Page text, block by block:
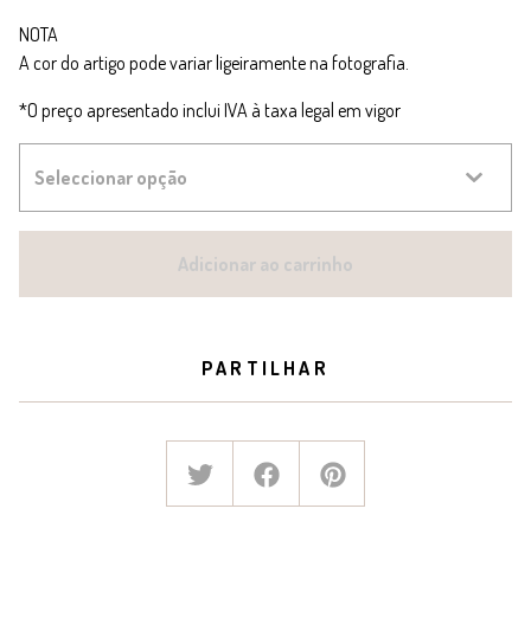
NOTA
A cor do artigo pode variar ligeiramente na fotografia.
*O preço apresentado inclui IVA à taxa legal em vigor
Adicionar ao carrinho
PARTILHAR